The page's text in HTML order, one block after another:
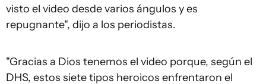
visto el video desde varios ángulos y es
repugnante", dijo a los periodistas.
"Gracias a Dios tenemos el video porque, según el
DHS, estos siete tipos heroicos enfrentaron el